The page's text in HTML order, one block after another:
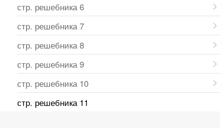
стр. решебника 6
стр. решебника 7
стр. решебника 8
стр. решебника 9
стр. решебника 10
стр. решебника 11